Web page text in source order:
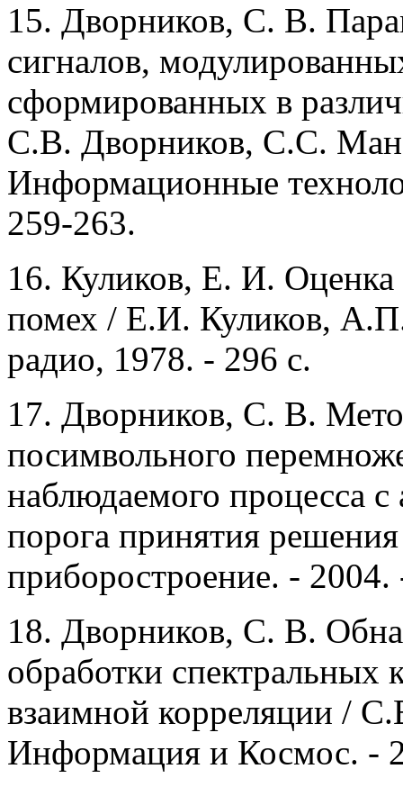
15. Дворников, С. В.
сигналов,
сформированных в
С.В. Дворников, С.С.
Информационные
259-263.
16. Куликов, Е. И. Оценка
помех / Е.И. Куликов,
радио, 1978. - 296 с.
17. Дворников, С. В.
посимвольного
наблюдаемого процесса
порога принятия
приборостроение. -
18. Дворников, С. В.
обработки
взаимной корреляции /
Информация и Космос. -